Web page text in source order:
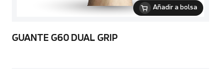
Añadir a bolsa
GUANTE G60 DUAL GRIP